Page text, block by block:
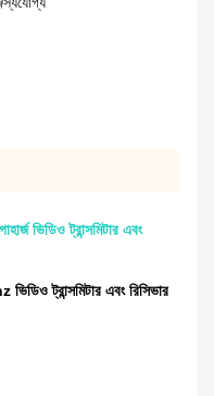
ভিডিও ট্রান্সমিটার এবং
ট্রান্সমিটার এবং রিসিভার